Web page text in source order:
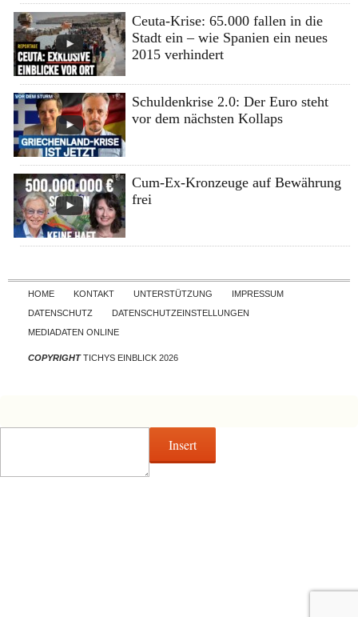
Ceuta-Krise: 65.000 fallen in die
Stadt ein – wie Spanien ein neues
2015 verhindert
Schuldenkrise 2.0: Der Euro steht
vor dem nächsten Kollaps
Cum-Ex-Kronzeuge auf Bewährung
frei
Skip to content
HOME KONTAKT UNTERSTÜTZUNG
IMPRESSUM
DATENSCHUTZ
DATENSCHUTZEINSTELLUNGEN
MEDIADATEN ONLINE
COPYRIGHTTICHYS EINBLICK 2026
Insert